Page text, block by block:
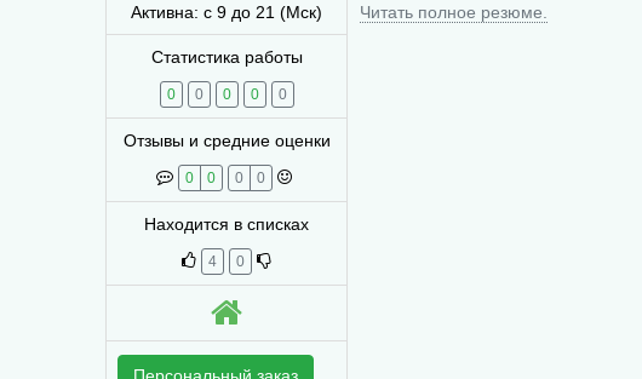
Активна: с 9 до 21 (Мск)
Статистика работы
0 0 0 0 0
Отзывы и средние оценки
0 0 0 0
Находится в списках
4 0
Читать полное резюме.